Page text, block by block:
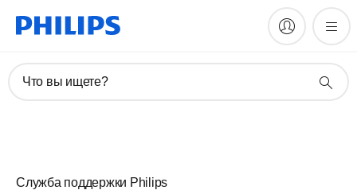
Что вы ищете?
Служба поддержки Philips